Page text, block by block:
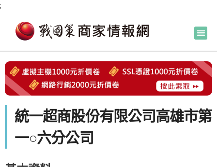
;
統一超商股份有限公司高雄市第
一○六分公司